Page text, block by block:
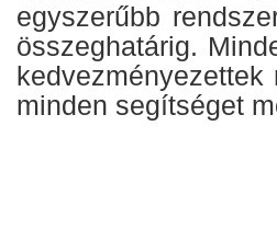
egyszerűbb
összeghatárig.
minden segítséget